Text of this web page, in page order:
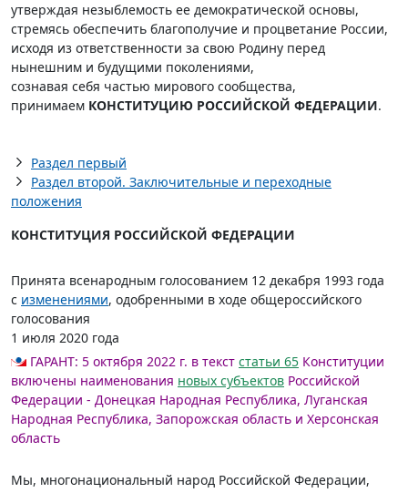
утверждая незыблемость ее демократической основы,
стремясь обеспечить благополучие и процветание России,
исходя из ответственности за свою Родину перед
нынешним и будущими поколениями,
сознавая себя частью мирового сообщества,
принимаем КОНСТИТУЦИЮ РОССИЙСКОЙ ФЕДЕРАЦИИ.
Раздел первый
Раздел второй. Заключительные и переходные
положения
КОНСТИТУЦИЯ РОССИЙСКОЙ ФЕДЕРАЦИИ
Принята всенародным голосованием 12 декабря 1993 года
с изменениями, одобренными в ходе общероссийского
голосования
1 июля 2020 года
ГАРАНТ: 5 октября 2022 г. в текст статьи 65 Конституции
включены наименования новых субъектов Российской
Федерации - Донецкая Народная Республика, Луганская
Народная Республика, Запорожская область и Херсонская
область
Мы, многонациональный народ Российской Федерации,